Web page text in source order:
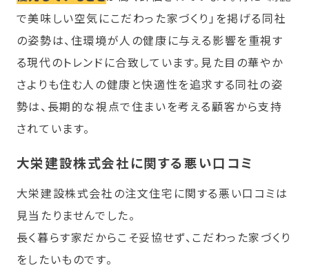
で美味しい空気にこだわった家づくり」を掲げる同社
の姿勢は、住環境が人の健康に与える影響を重視す
る現代のトレンドに合致しています。見た目の華やか
さよりも住む人の健康と快適性を追求する同社の姿
勢は、長期的な視点で住まいを考える顧客から支持
されています。
大栄建設株式会社に関する 悪い口コミ
大栄建設株式会社の注文住宅に関する悪い口コミは
見当たりませんでした。
長く暮らす家だからこそ妥協せず、こだわった家づくり
をしたいものです。